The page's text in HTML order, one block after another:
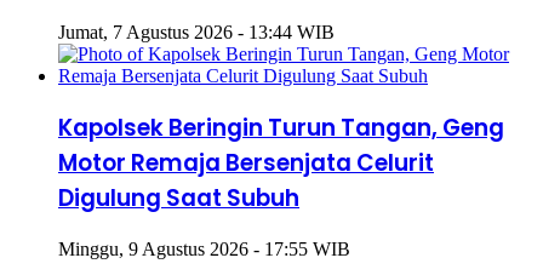
Jumat, 7 Agustus 2026 - 13:44 WIB
Kapolsek Beringin Turun Tangan, Geng
Motor Remaja Bersenjata Celurit
Digulung Saat Subuh
Minggu, 9 Agustus 2026 - 17:55 WIB